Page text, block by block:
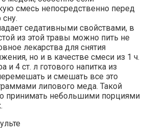
смесь непосредственно перед
седативными свойствами, в
из этой травы можно пить не
лекарства для снятия
но и в качестве смеси из 1 ч.
и 4 ст. л готового напитка из
и смешать все это
липового меда. Такой
принимать небольшими порциями